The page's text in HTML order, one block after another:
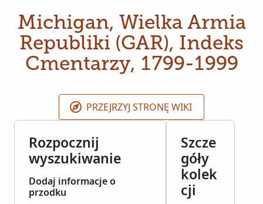
Michigan, Wielka Armia
Republiki (GAR), Indeks
Cmentarzy, 1799-1999
PRZEJRZYJ STRONĘ WIKI
Rozpocznij
wyszukiwanie
Dodaj informacje o
przodku
Szcze
góły
kolek
cji